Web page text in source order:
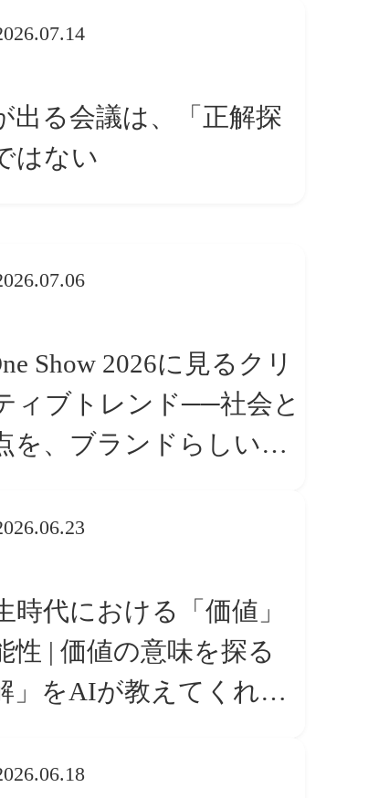
出る会議は、「正解探
はない
Show 2026に見るクリ
ィブトレンド──社会と
を、ブランドらしい
時代における「価値」
性 | 価値の意味を探る
」をAIが教えてくれる